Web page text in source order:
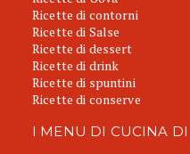
Ricette di contorni
Ricette di Salse
Ricette di dessert
Ricette di drink
Ricette di spuntini
Ricette di conserve
I MENU DI CUCINA